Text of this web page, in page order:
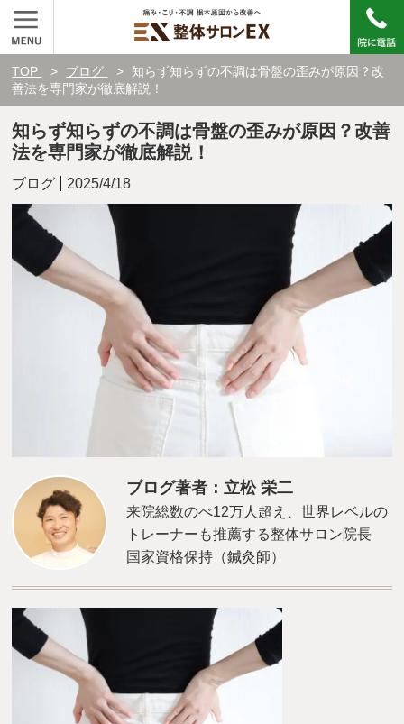
TOP ブログ
知らず知らずの不調は骨盤の歪みが原因？改
善法を専門家が徹底解説！
知らず知らずの不調は骨盤の歪みが原因？改善
法を専門家が徹底解説！
ブログ 2025/4/18
ブログ著者：立松 栄二
来院総数のべ12万人超え、世界レベルの
トレーナーも推薦する整体サロン院長
国家資格保持（鍼灸師）